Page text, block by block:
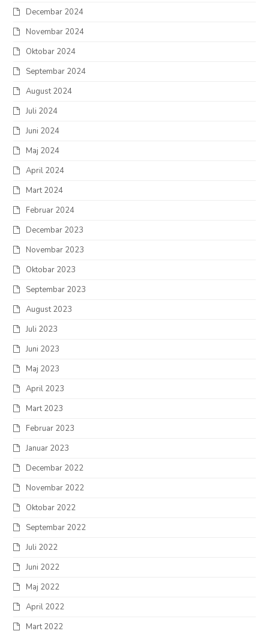
Decembar 2024
Novembar 2024
Oktobar 2024
Septembar 2024
August 2024
Juli 2024
Juni 2024
Maj 2024
April 2024
Mart 2024
Februar 2024
Decembar 2023
Novembar 2023
Oktobar 2023
Septembar 2023
August 2023
Juli 2023
Juni 2023
Maj 2023
April 2023
Mart 2023
Februar 2023
Januar 2023
Decembar 2022
Novembar 2022
Oktobar 2022
Septembar 2022
Juli 2022
Juni 2022
Maj 2022
April 2022
Mart 2022